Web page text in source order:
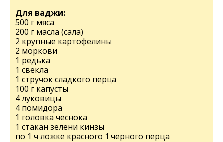
Для ваджи:
500 г мяса
200 г масла (сала)
2 крупные картофелины
2 моркови
1 редька
1 свекла
1 стручок сладкого перца
100 г капусты
4 луковицы
4 помидора
1 головка чеснока
1 стакан зелени кинзы
по 1 ч ложке красного 1 черного перца